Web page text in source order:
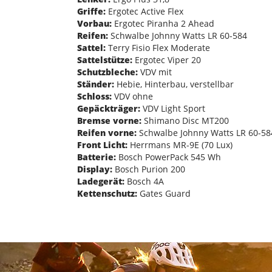
Griffe: Ergotec Active Flex
Vorbau: Ergotec Piranha 2 Ahead
Reifen: Schwalbe Johnny Watts LR 60-584
Sattel: Terry Fisio Flex Moderate
Sattelstütze: Ergotec Viper 20
Schutzbleche: VDV mit
Ständer: Hebie, Hinterbau, verstellbar
Schloss: VDV ohne
Gepäckträger: VDV Light Sport
Bremse vorne: Shimano Disc MT200
Reifen vorne: Schwalbe Johnny Watts LR 60-
Front Licht: Herrmans MR-9E (70 Lux)
Batterie: Bosch PowerPack 545 Wh
Display: Bosch Purion 200
Ladegerät: Bosch 4A
Kettenschutz: Gates Guard